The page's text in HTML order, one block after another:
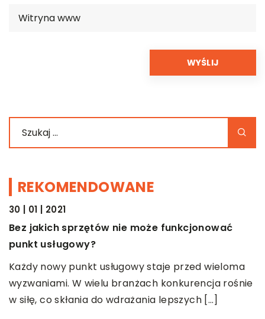
REKOMENDOWANE
BIZNES
30 | 01 | 2021
Bez jakich sprzętów nie może funkcjonować
punkt usługowy?
Każdy nowy punkt usługowy staje przed wieloma
wyzwaniami. W wielu branżach konkurencja rośnie
w siłę, co skłania do wdrażania lepszych […]